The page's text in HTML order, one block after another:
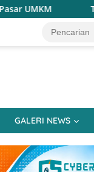
Reses
GALERI NEWS